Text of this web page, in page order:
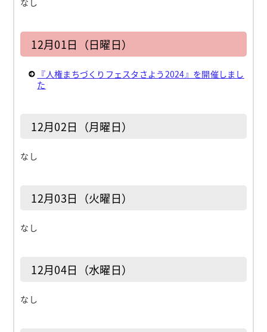
12月01日（日曜日）
『人権まちづくりフェスタさよう2024』を開催しまし
た
12月02日（月曜日）
なし
12月03日（火曜日）
なし
12月04日（水曜日）
なし